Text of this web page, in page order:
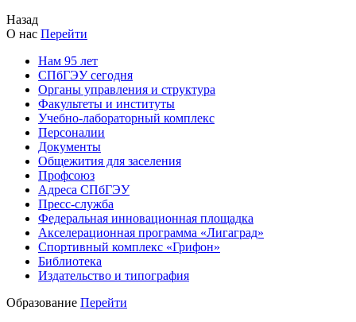
Назад
О нас Перейти
Нам 95 лет
СПбГЭУ сегодня
Органы управления и структура
Факультеты и институты
Учебно-лабораторный комплекс
Персоналии
Документы
Общежития для заселения
Профсоюз
Адреса СПбГЭУ
Пресс-служба
Федеральная инновационная площадка
Акселерационная программа «Лигаград»­­
Спортивный комплекс «Грифон»
Библиотека
Издательство и типография
Образование Перейти